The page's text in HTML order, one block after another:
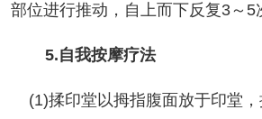
部位进行推动，自上而下反复3～5
5.自我按摩疗法
(1)揉印堂以拇指腹面放于印堂，